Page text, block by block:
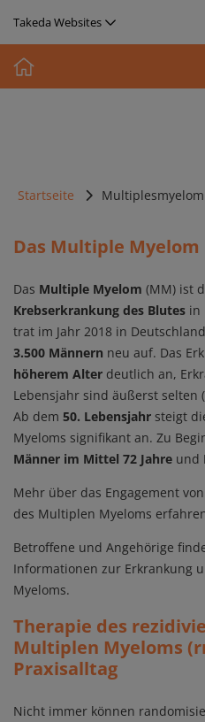
Takeda Websites
Media
Image
Startseite Multiplesmyelom
Das Multiple Myelom
Das Multiple Myelom (MM) ist
Krebserkrankung des Blutes in
trat im Jahr 2018 in
3.500 Männern neu auf. Das
höherem Alter deutlich an,
Lebensjahr sind äußerst selten
Ab dem 50. Lebensjahr steigt
Myeloms signifikant an. Zu
Männer im Mittel 72 Jahre und
Mehr über das Engagement
des Multiplen Myeloms
Betroffene und Angehörige
Informationen zur Erkrankung
Myeloms.
Therapie des
Multiplen Myeloms
Praxisalltag
Nicht immer können